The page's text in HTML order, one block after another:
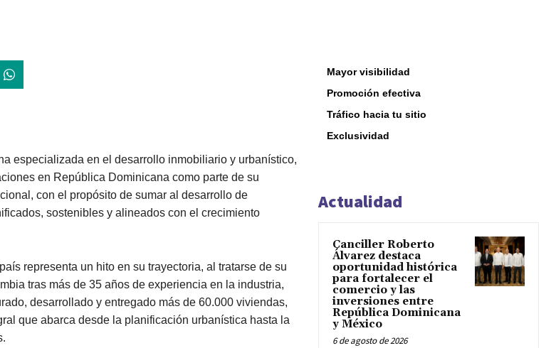
especializada en el desarrollo inmobiliario y urbanístico,
en República Dominicana como parte de su
con el propósito de sumar al desarrollo de
sostenibles y alineados con el crecimiento
representa un hito en su trayectoria, al tratarse de su
tras más de 35 años de experiencia en la industria,
desarrollado y entregado más de 60.000 viviendas,
que abarca desde la planificación urbanística hasta la
Mayor visibilidad
Promoción efectiva
Tráfico hacia tu sitio
Exclusividad
Actualidad
Canciller Roberto
Álvarez destaca
oportunidad histórica
para fortalecer el
comercio y las
inversiones entre
República Dominicana
y México
6 de agosto de 2026